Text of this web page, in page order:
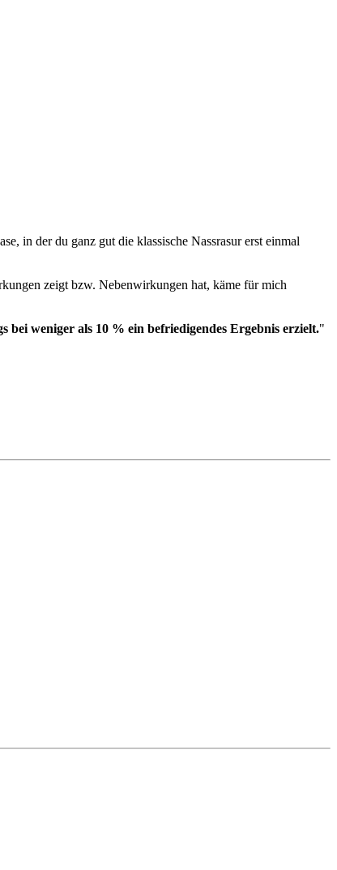
in der du ganz gut die klassische Nassrasur erst einmal
zeigt bzw. Nebenwirkungen hat, käme für mich
weniger als 10 % ein befriedigendes Ergebnis erzielt."